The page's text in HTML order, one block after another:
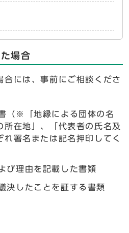
場合
には、事前にご相談くださ
（※「地縁による団体の名
所在地」、「代表者の氏名及
れ署名または記名押印してく
び理由を記載した書類
決したことを証する書類